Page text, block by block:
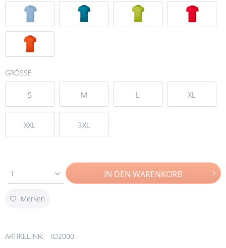
GRÖSSE
S M L XL
XXL 3XL
1 IN DEN WARENKORB
Merken
ARTIKEL-NR.: ID2000